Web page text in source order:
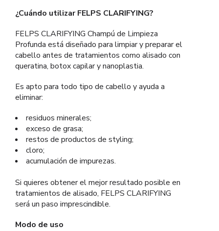
¿Cuándo utilizar FELPS CLARIFYING?
FELPS CLARIFYING Champú de Limpieza
Profunda está diseñado para limpiar y preparar el
cabello antes de tratamientos como alisado con
queratina, botox capilar y nanoplastia.
Es apto para todo tipo de cabello y ayuda a
eliminar:
residuos minerales;
exceso de grasa;
restos de productos de styling;
cloro;
acumulación de impurezas.
Si quieres obtener el mejor resultado posible en
tratamientos de alisado, FELPS CLARIFYING
será un paso imprescindible.
Modo de uso